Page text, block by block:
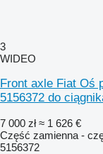
3
WIDEO
Front axle Fiat Oś
5156372 do
7 000 zł ≈ 1 626 €
Część zamienna -
5156372